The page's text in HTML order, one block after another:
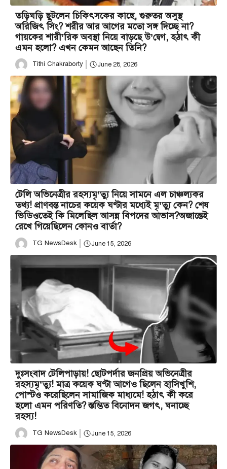
তড়িঘড়ি ছুটলেন চিকিৎসকের কাছে, গুরুতর অসুস্থ
অরিজিৎ সিং? শরীর আর আগের মতো সঙ্গ দিচ্ছে না?
গায়কের শারী’রিক অবস্থা নিয়ে বাড়ছে উ’দ্বেগ, হঠাৎ কী
এমন হলো? এখন কেমন আছেন তিনি?
Tithi Chakraborty June 28, 2026
টেলি অভিনেত্রীর রহস্যমৃ’ত্যু নিয়ে সামনে এল চাঞ্চল্যকর
তথ্য! প্রাণবন্ত নাচের কয়েক ঘণ্টার মধ্যেই মৃ’ত্যু কেন? শেষ
ভিডিওতেই কি মিলেছিল আসন্ন বিপদের আভাস?অজান্তেই
রেখে গিয়েছিলেন কোনও বার্তা?
TG NewsDesk June 15, 2026
দুঃসংবাদ টেলিপাড়ায়! ছোটপর্দার জনপ্রিয় অভিনেত্রীর
রহস্যমৃ’ত্যু! মাত্র কয়েক ঘণ্টা আগেও ছিলেন হাসিখুশি,
পোস্টও করেছিলেন সামাজিক মাধ্যমে! হঠাৎ কী করে
হলো এমন পরিণতি? স্তম্ভিত বিনোদন জগৎ, ঘনাচ্ছে
রহস্য!
TG NewsDesk June 15, 2026